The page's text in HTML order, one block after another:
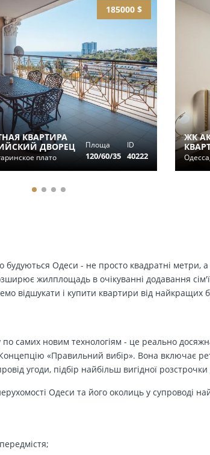
185000 $
КВАРТИРА
ДВОРЕЦ
плато
Площа
120/60/35
ID
40222
ЖК
Одеси - не просто квадратні метри,
жилплощадь в очікуванні додавання
відшукати і купити квартири від найкращих
самих новим технологіям - це реально
«Правильний вибір». Вона включає
угоди, підбір найбільш вигідної
Одеси та його околиць у супроводі